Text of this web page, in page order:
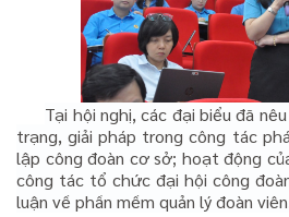
Tại hội nghị, các đại biểu đã
trạng, giải pháp trong công tác
lập công đoàn cơ sở; hoạt động
công tác tổ chức đại hội công
luận về phần mềm quản lý đoàn